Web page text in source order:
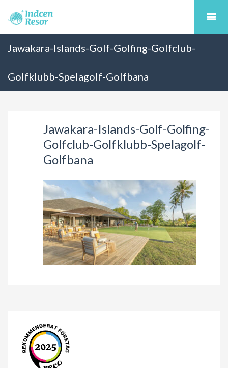
Jawakara-Islands-Golf-Golfing-Golfclub-
Golfklubb-Spelagolf-Golfbana
Jawakara-Islands-Golf-Golfing-
Golfclub-Golfklubb-Spelagolf-
Golfbana